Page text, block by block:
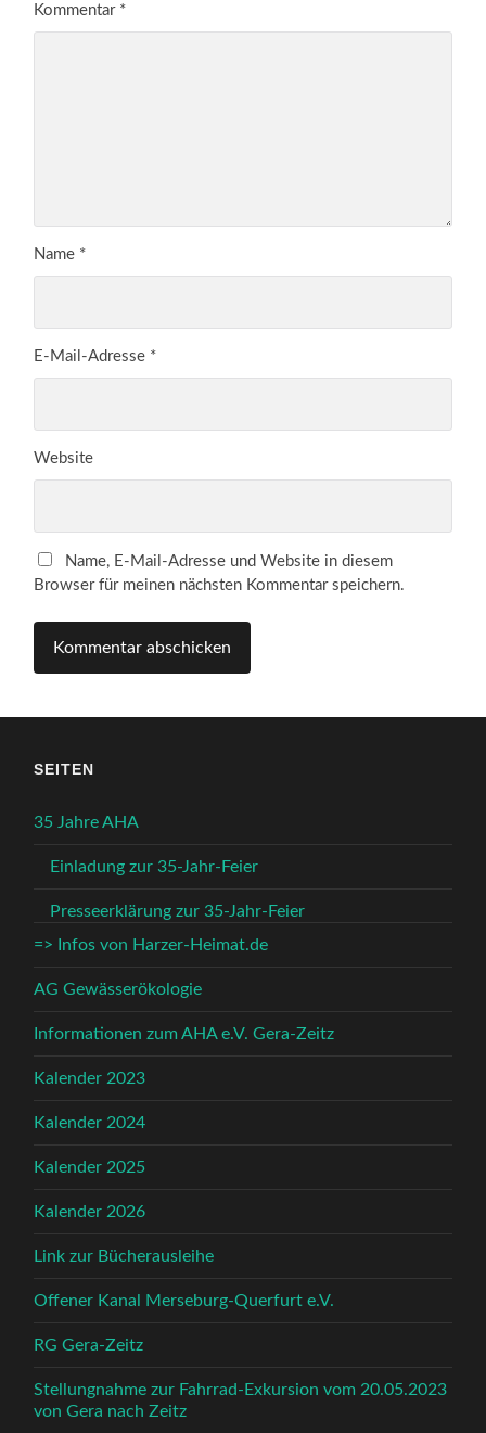
Kommentar *
Name *
E-Mail-Adresse *
Website
Name, E-Mail-Adresse und Website in diesem
Browser für meinen nächsten Kommentar speichern.
SEITEN
35 Jahre AHA
Einladung zur 35-Jahr-Feier
Presseerklärung zur 35-Jahr-Feier
=> Infos von Harzer-Heimat.de
AG Gewässerökologie
Informationen zum AHA e.V. Gera-Zeitz
Kalender 2023
Kalender 2024
Kalender 2025
Kalender 2026
Link zur Bücherausleihe
Offener Kanal Merseburg-Querfurt e.V.
RG Gera-Zeitz
Stellungnahme zur Fahrrad-Exkursion vom 20.05.2023
von Gera nach Zeitz